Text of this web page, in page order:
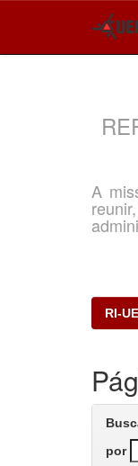
A
RI-
por